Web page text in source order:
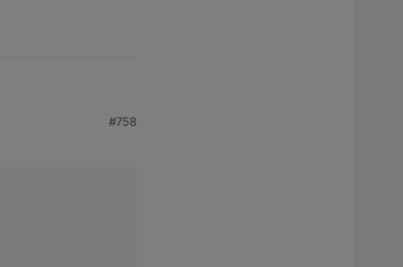
Laufzeit. Hast du
Button-State' wird
und nutze 'icon-
#758